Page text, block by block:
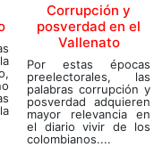
Corrupción y
posverdad en el
Vallenato
Por estas épocas
preelectorales, las
palabras corrupción y
posverdad adquieren
mayor relevancia en
el diario vivir de los
colombianos....